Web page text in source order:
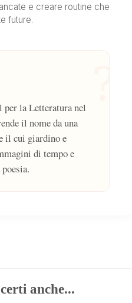
e creare routine che
future.
la Letteratura nel
il nome da una
il cui giardino e
di tempo e
anche...